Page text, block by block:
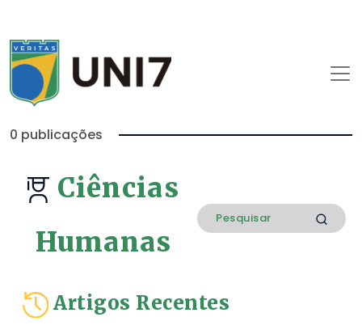
0 publicações
Ciências
Humanas
Artigos Recentes